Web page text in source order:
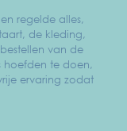
regelde alles,
de kleding,
van de
hoefden te doen,
ervaring zodat